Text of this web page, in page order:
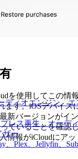
ディオエンジン、
レス再生、オーデ
ザー
、Plex、Jellyfin、
を使用してこの情
ます。iOSデバイス
新バージョンがイン
ていることを確認
情報がiCloudにアッ